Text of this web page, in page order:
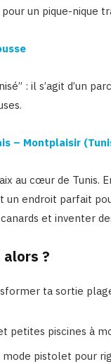
un pique-nique
: il s’agit d’un
– Montplaisir
au cœur de Tunis.
un endroit parfait
et inventer
?
ta sortie
petites piscines à
mode pistolet pour